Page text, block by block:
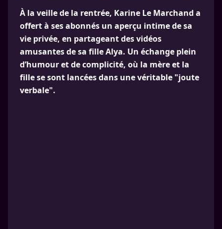
À la veille de la rentrée, Karine Le Marchand a
offert à ses abonnés un aperçu intime de sa
vie privée, en partageant des vidéos
amusantes de sa fille Alya. Un échange plein
d’humour et de complicité, où la mère et la
fille se sont lancées dans une véritable "joute
verbale".